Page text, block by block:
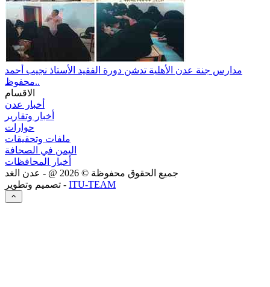
مدارس جنة عدن الأهلية تدشن دورة الفقيد الأستاذ نجيب أحمد
محفوظ..
الاقسام
أخبار عدن
أخبار وتقارير
حوارات
ملفات وتحقيقات
اليمن في الصحافة
أخبار المحافظات
جميع الحقوق محفوظة © 2026 @ - عدن الغد
تصميم وتطوير - ITU-TEAM